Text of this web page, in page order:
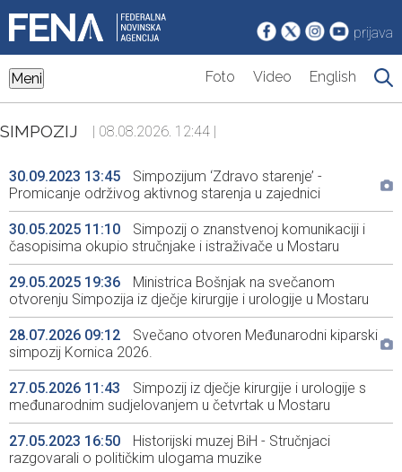
prijava
Meni Foto Video English
SIMPOZIJ | 08.08.2026. 12:44 |
30.09.2023 13:45
Simpozijum ‘Zdravo starenje’ -
Promicanje održivog aktivnog starenja u zajednici
30.05.2025 11:10
Simpozij o znanstvenoj komunikaciji i
časopisima okupio stručnjake i istraživače u Mostaru
29.05.2025 19:36
Ministrica Bošnjak na svečanom
otvorenju Simpozija iz dječje kirurgije i urologije u Mostaru
28.07.2026 09:12
Svečano otvoren Međunarodni kiparski
simpozij Kornica 2026.
27.05.2026 11:43
Simpozij iz dječje kirurgije i urologije s
međunarodnim sudjelovanjem u četvrtak u Mostaru
27.05.2023 16:50
Historijski muzej BiH - Stručnjaci
razgovarali o političkim ulogama muzike